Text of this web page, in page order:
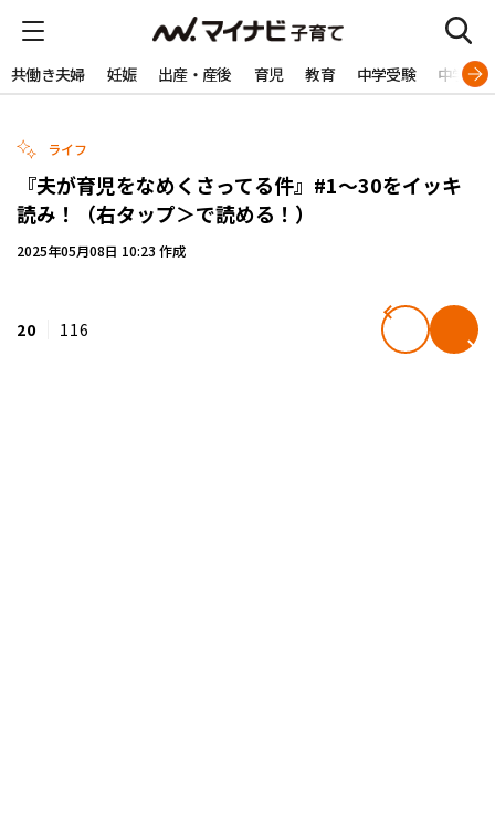
共働き夫婦 妊娠 出産・産後 育児 教育 中学受験 中学生
ライフ
『夫が育児をなめくさってる件』#1～30をイッキ
読み！（右タップ＞で読める！）
2025年05月08日 10:23 作成
20 116